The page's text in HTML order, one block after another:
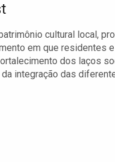
cultural local,
em que residentes
dos laços
integração das